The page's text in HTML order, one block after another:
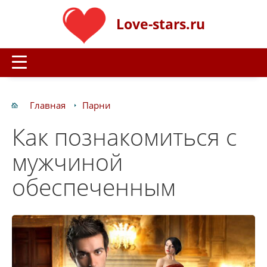
Love-stars.ru
Главная Парни
Как познакомиться с
мужчиной
обеспеченным